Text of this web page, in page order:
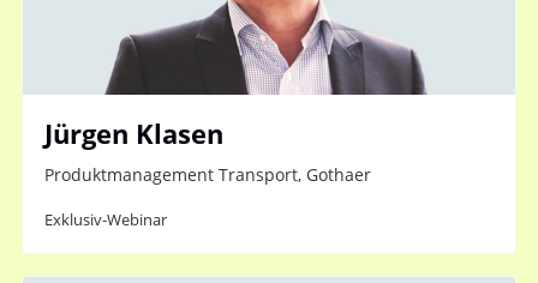
Jürgen Klasen
Produktmanagement Transport, Gothaer
Exklusiv-Webinar